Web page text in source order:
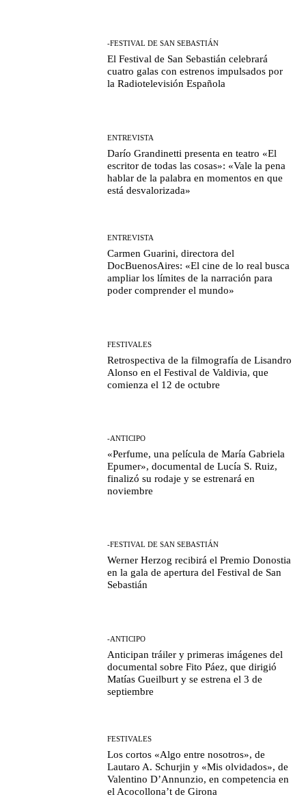
-FESTIVAL DE SAN SEBASTIÁN
El Festival de San Sebastián celebrará
cuatro galas con estrenos impulsados por
la Radiotelevisión Española
ENTREVISTA
Darío Grandinetti presenta en teatro «El
escritor de todas las cosas»: «Vale la pena
hablar de la palabra en momentos en que
está desvalorizada»
ENTREVISTA
Carmen Guarini, directora del
DocBuenosAires: «El cine de lo real busca
ampliar los límites de la narración para
poder comprender el mundo»
FESTIVALES
Retrospectiva de la filmografía de Lisandro
Alonso en el Festival de Valdivia, que
comienza el 12 de octubre
-ANTICIPO
«Perfume, una película de María Gabriela
Epumer», documental de Lucía S. Ruiz,
finalizó su rodaje y se estrenará en
noviembre
-FESTIVAL DE SAN SEBASTIÁN
Werner Herzog recibirá el Premio Donostia
en la gala de apertura del Festival de San
Sebastián
-ANTICIPO
Anticipan tráiler y primeras imágenes del
documental sobre Fito Páez, que dirigió
Matías Gueilburt y se estrena el 3 de
septiembre
FESTIVALES
Los cortos «Algo entre nosotros», de
Lautaro A. Schurjin y «Mis olvidados», de
Valentino D’Annunzio, en competencia en
el Acocollona’t de Girona